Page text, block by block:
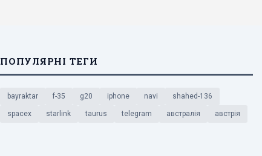
ПОПУЛЯРНІ ТЕГИ
bayraktar f-35 g20 iphone navi shahed-136
spacex starlink taurus telegram австралія австрія